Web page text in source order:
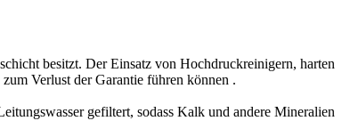
besitzt. Der Einsatz von Hochdruckreinigern, harten
Verlust der Garantie führen können .
gefiltert, sodass Kalk und andere Mineralien